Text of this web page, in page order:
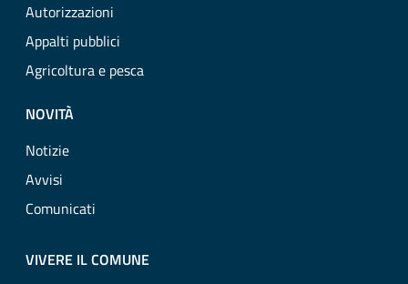
Autorizzazioni
Appalti pubblici
Agricoltura e pesca
NOVITÀ
Notizie
Avvisi
Comunicati
VIVERE IL COMUNE